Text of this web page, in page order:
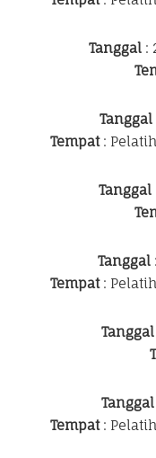
Tanggal :
Tanggal
Tempat:
Tanggal
Tanggal
Tempat:
Tanggal
Tanggal
Tempat: